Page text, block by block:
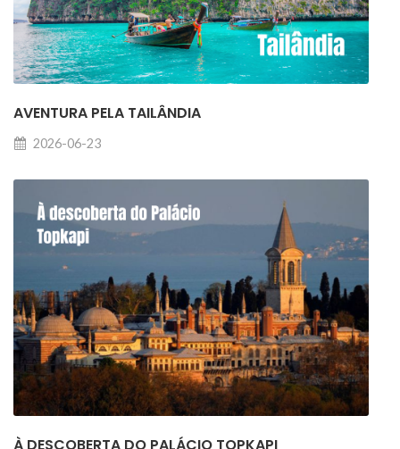
AVENTURA PELA TAILÂNDIA
2026-06-23